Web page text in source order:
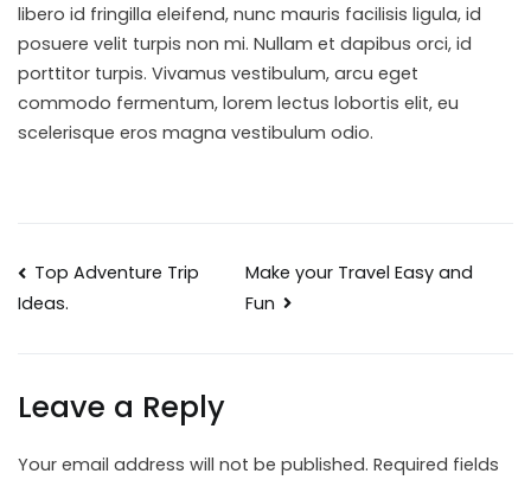
libero id fringilla eleifend, nunc mauris facilisis ligula, id
posuere velit turpis non mi. Nullam et dapibus orci, id
porttitor turpis. Vivamus vestibulum, arcu eget
commodo fermentum, lorem lectus lobortis elit, eu
scelerisque eros magna vestibulum odio.
Top Adventure Trip
Ideas.
Make your Travel Easy and
Fun
Leave a Reply
Your email address will not be published. Required fields